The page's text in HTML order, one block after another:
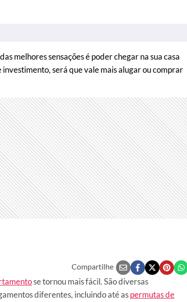
melhores sensações é poder chegar na sua casa
será que vale mais alugar ou comprar
Compartilhe
se tornou mais fácil. São diversas
diferentes, incluindo até aspermutas de